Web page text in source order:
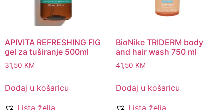
APIVITA REFRESHING FIG
gel za tuširanje 500ml
31,50 KM
Dodaj u košaricu
Lista želja
BioNike TRIDERM body
and hair wash 750 ml
41,50 KM
Dodaj u košaricu
Lista želja